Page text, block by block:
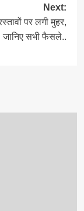
Next:
पर लगी मुहर,
जानिए सभी फैसले..